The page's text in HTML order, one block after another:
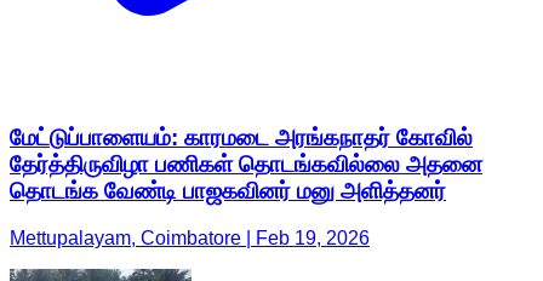
மேட்டுப்பாளையம்: காரமடை அரங்கநாதர் கோவில்
தேர்த்திருவிழா பணிகள் தொடங்கவில்லை அதனை
தொடங்க வேண்டி பாஜகவினர் மனு அளித்தனர்
Mettupalayam, Coimbatore | Feb 19, 2026